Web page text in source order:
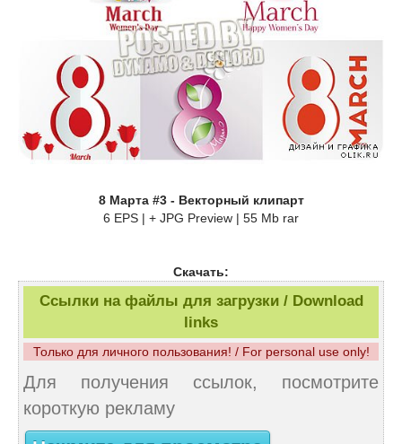
8 Марта #3 - Векторный клипарт
6 EPS | + JPG Preview | 55 Mb rar
Скачать:
Ссылки на файлы для загрузки / Download
links
Только для личного пользования! / For personal use only!
Для получения ссылок, посмотрите
короткую рекламу